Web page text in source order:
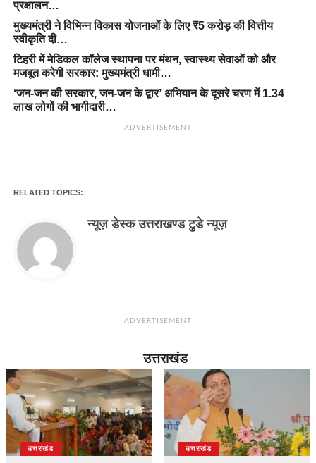
प्रक्षालन…
मुख्यमंत्री ने विभिन्न विकास योजनाओं के लिए ₹5 करोड़ की वित्तीय
स्वीकृति दी…
टिहरी में मेडिकल कॉलेज स्थापना पर मंथन, स्वास्थ्य सेवाओं को और
मजबूत करेगी सरकार: मुख्यमंत्री धामी…
‘जन-जन की सरकार, जन-जन के द्वार’ अभियान के दूसरे चरण में 1.34
लाख लोगों की भागीदारी…
ADVERTISEMENT
RELATED TOPICS:
न्यूज़ डेस्क उत्तराखण्ड टुडे न्यूज़
ADVERTISEMENT
उत्तराखंड
उत्तराखंड उत्तराखंड